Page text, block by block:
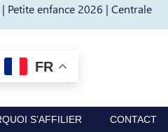
Petite enfance 2026 | Centrale
la recherche
FR
S’AFFILIER
CONTACT